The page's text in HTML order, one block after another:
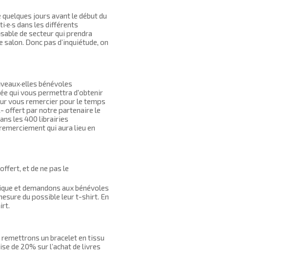
jours avant le début du
dans les différents
de secteur qui prendra
Donc pas d’inquiétude, on
bénévoles
qui vous permettra d'obtenir
vous remercier pour le temps
offert par notre partenaire le
les 400 librairies
qui aura lieu en
et de ne pas le
et demandons aux bénévoles
du possible leur t-shirt. En
un bracelet en tissu
de 20% sur l’achat de livres